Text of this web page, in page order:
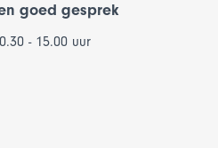
goed gesprek
- 15.00 uur